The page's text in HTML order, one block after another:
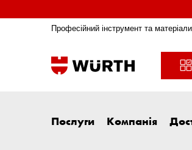
Професійний інструмент та матеріали |
Послуги Компанія